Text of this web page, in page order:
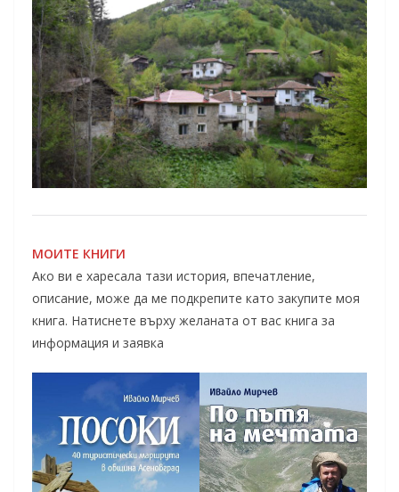
МОИТЕ КНИГИ
Ако ви е харесала тази история, впечатление,
описание, може да ме подкрепите като закупите моя
книга. Натиснете върху желаната от вас книга за
информация и заявка